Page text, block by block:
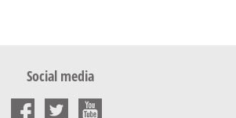
Social media